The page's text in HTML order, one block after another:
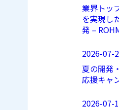
業界トッ
を実現し
発 –
2026-07-
夏の開発
応援キャ
2026-07-